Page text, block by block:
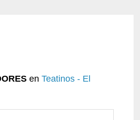
en Teatinos - El